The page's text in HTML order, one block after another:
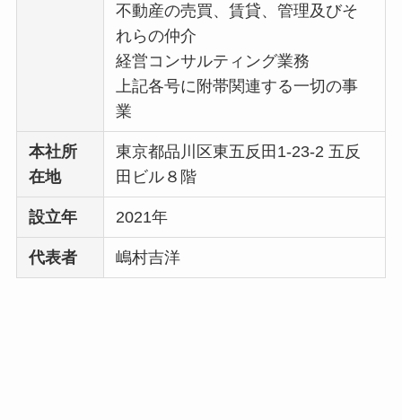
不動産の売買、賃貸、管理及びそ
れらの仲介
経営コンサルティング業務
上記各号に附帯関連する一切の事
業
本社所
在地
東京都品川区東五反田1-23-2 五反
田ビル８階
設立年 2021年
代表者 嶋村吉洋